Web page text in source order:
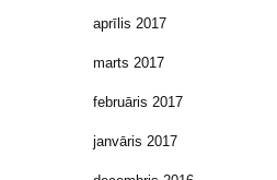
aprīlis 2017
marts 2017
februāris 2017
janvāris 2017